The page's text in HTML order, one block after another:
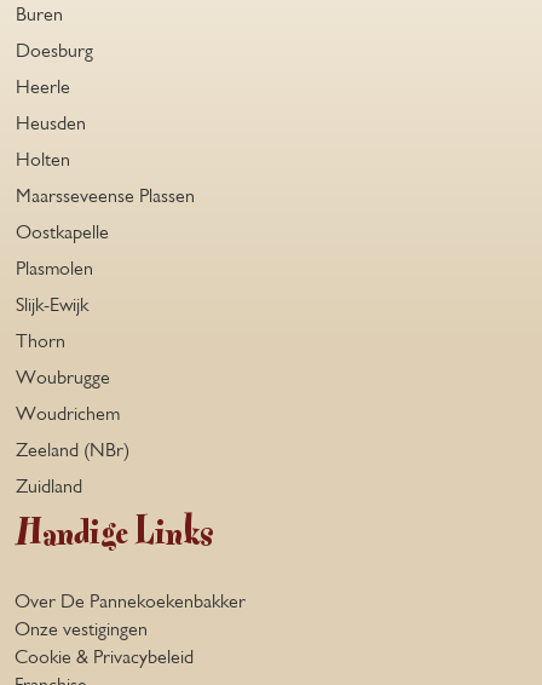
Buren
Doesburg
Heerle
Heusden
Holten
Maarsseveense Plassen
Oostkapelle
Plasmolen
Slijk-Ewijk
Thorn
Woubrugge
Woudrichem
Zeeland (NBr)
Zuidland
Handige Links
Over De Pannekoekenbakker
Onze vestigingen
Cookie & Privacybeleid